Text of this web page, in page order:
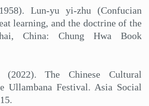
Lun-yu yi-zhu (Confucian
learning, and the doctrine of the
China: Chung Hwa Book
The Chinese Cultural
Ullambana Festival. Asia Social